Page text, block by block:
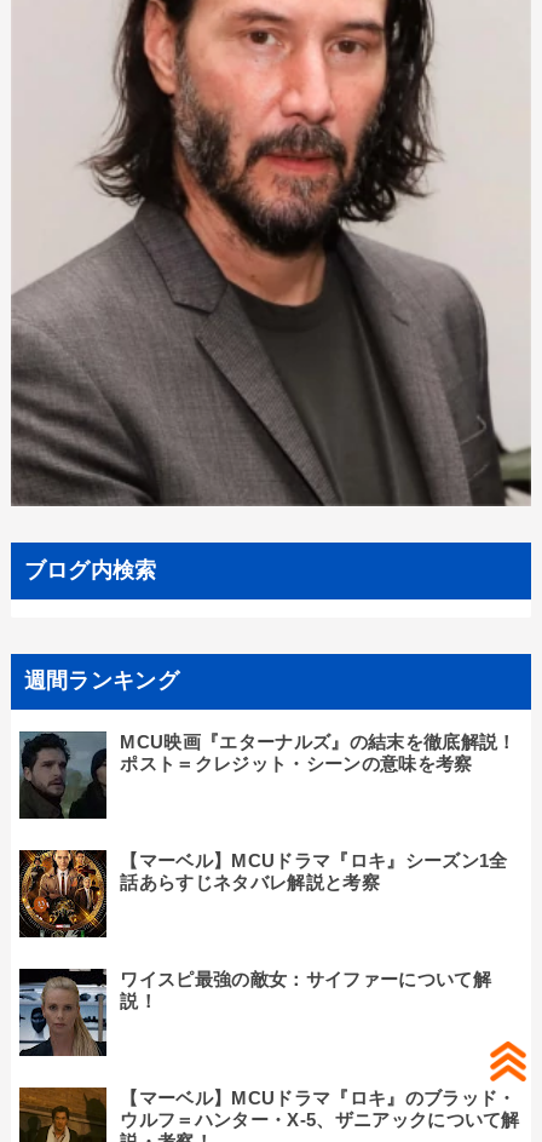
ブログ内検索
週間ランキング
MCU映画『エターナルズ』の結末を徹底解説！
ポスト＝クレジット・シーンの意味を考察
【マーベル】MCUドラマ『ロキ』シーズン1全
話あらすじネタバレ解説と考察
ワイスピ最強の敵女：サイファーについて解
説！
【マーベル】MCUドラマ『ロキ』のブラッド・
ウルフ＝ハンター・X-5、ザニアックについて解